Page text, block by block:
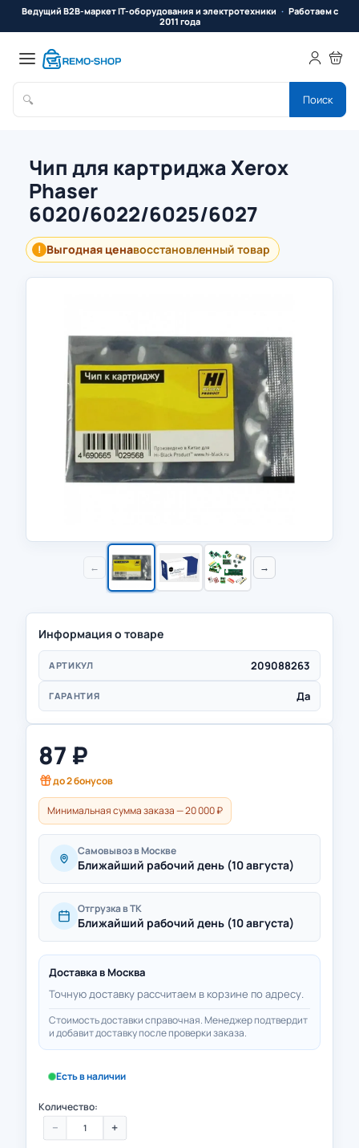
Ведущий B2B-маркет IT-оборудования и электротехники
Работаем с
2011 года
🔍 Поиск
Чип для картриджа Xerox
Phaser
6020/6022/6025/6027
! Выгодная ценавосстановленный товар
← →
Информация о товаре
АРТИКУЛ 209088263
ГАРАНТИЯ Да
87 ₽
до2бонусов
Минимальная сумма заказа — 20 000 ₽
Самовывоз в Москве
Ближайший рабочий день (10 августа)
Отгрузка в ТК
Ближайший рабочий день (10 августа)
Доставка в Москва
Точную доставку рассчитаем в корзине по адресу.
Стоимость доставки справочная. Менеджер подтвердит
и добавит доставку после проверки заказа.
Есть в наличии
Количество:
− +